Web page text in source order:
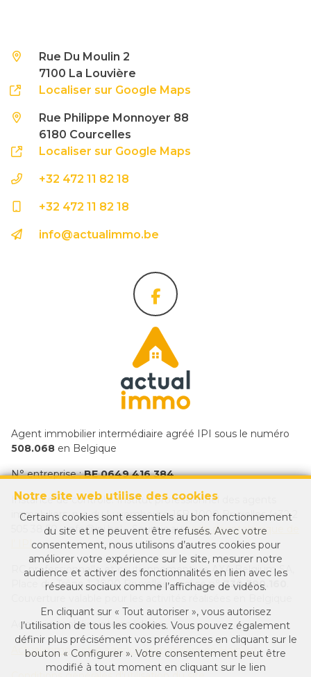
Notre site web utilise des cookies
Certains cookies sont essentiels au bon fonctionnement
du site et ne peuvent être refusés. Avec votre
consentement, nous utilisons d’autres cookies pour
améliorer votre expérience sur le site, mesurer notre
audience et activer des fonctionnalités en lien avec les
réseaux sociaux comme l’affichage de vidéos.
En cliquant sur « Tout autoriser », vous autorisez
l’utilisation de tous les cookies. Vous pouvez également
définir plus précisément vos préférences en cliquant sur le
bouton « Configurer ». Votre consentement peut être
modifié à tout moment en cliquant sur le lien
Rue Du Moulin 2
7100 La Louvière
Localiser sur Google Maps
Rue Philippe Monnoyer 88
6180 Courcelles
Localiser sur Google Maps
+32 472 11 82 18
+32 472 11 82 18
info@actualimmo.be
Agent immobilier intermédiaire agréé IPI sous le numéro
508.068 en Belgique
N° entreprise :BE 0649 416 384
Instance de contrôle: Institut professionnel des agents
immobiliers, rue du Luxembourg 16B, 1000 Bruxelles (+32 2
505 38 50 - info@ipi.be) - Soumis aucode déontologique de
l’ IPI
RC professionnelle et cautionnement via AXA Belgium SA,
Place du Trône 1, 1000 Bruxelles – police n°730.390.160
Agent immobilier intermédiaire
Actualimmo, votre agence immobilière en Hainaut